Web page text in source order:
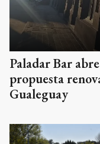
Paladar Bar
propuesta
Gualeguay